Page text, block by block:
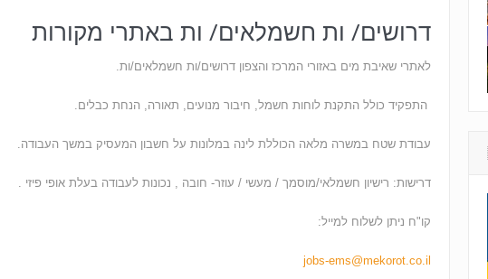
דרושים/ ות חשמלאים/ ות באתרי מקורות
לאתרי שאיבת מים באזורי המרכז והצפון דרושים/ות חשמלאים/ות.
התפקיד כולל התקנת לוחות חשמל, חיבור מנועים, תאורה, הנחת כבלים.
עבודת שטח במשרה מלאה הכוללת לינה במלונות על חשבון המעסיק במשך העבודה.
דרישות: רישיון חשמלאי/מוסמך / מעשי / עוזר- חובה , נכונות לעבודה בעלת אופי פיזי .
קו"ח ניתן לשלוח למייל:
jobs-ems@mekorot.co.il